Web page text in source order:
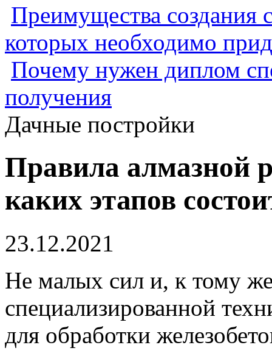
Преимущества создания
которых необходимо
Почему нужен диплом
получения
Дачные постройки
Правила алмазной
каких этапов
23.12.2021
Не малых сил и, к тому
специализированной
для обработки